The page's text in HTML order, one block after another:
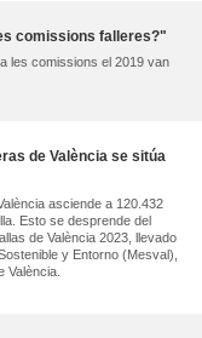
comissions falleres?"
les comissions el 2019 van
de València se sitúa
asciende a 120.432
Esto se desprende del
de València 2023, llevado
y Entorno (Mesval),
València.